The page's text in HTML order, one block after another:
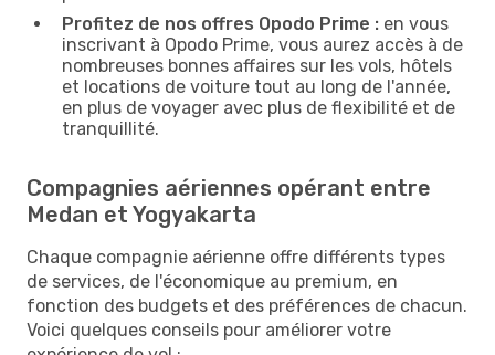
Profitez de nos offres Opodo Prime : en vous
inscrivant à Opodo Prime, vous aurez accès à de
nombreuses bonnes affaires sur les vols, hôtels
et locations de voiture tout au long de l'année,
en plus de voyager avec plus de flexibilité et de
tranquillité.
Compagnies aériennes opérant entre
Medan et Yogyakarta
Chaque compagnie aérienne offre différents types
de services, de l'économique au premium, en
fonction des budgets et des préférences de chacun.
Voici quelques conseils pour améliorer votre